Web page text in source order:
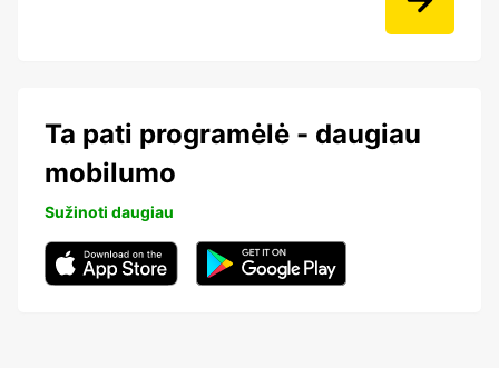
Ta pati programėlė - daugiau
mobilumo
Sužinoti daugiau